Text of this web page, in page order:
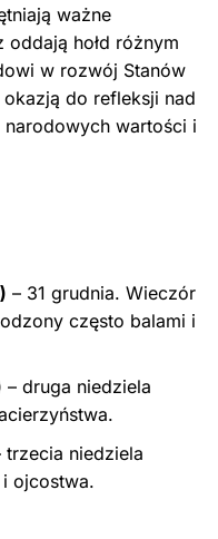
ważne
hołd różnym
w rozwój Stanów
do refleksji nad
narodowych wartości i
– 31 grudnia. Wieczór
często balami i
– druga niedziela
trzecia niedziela
ojcostwa.